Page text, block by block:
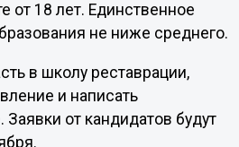
от 18 лет. Единственное
не ниже среднего.
в школу реставрации,
и написать
от кандидатов будут